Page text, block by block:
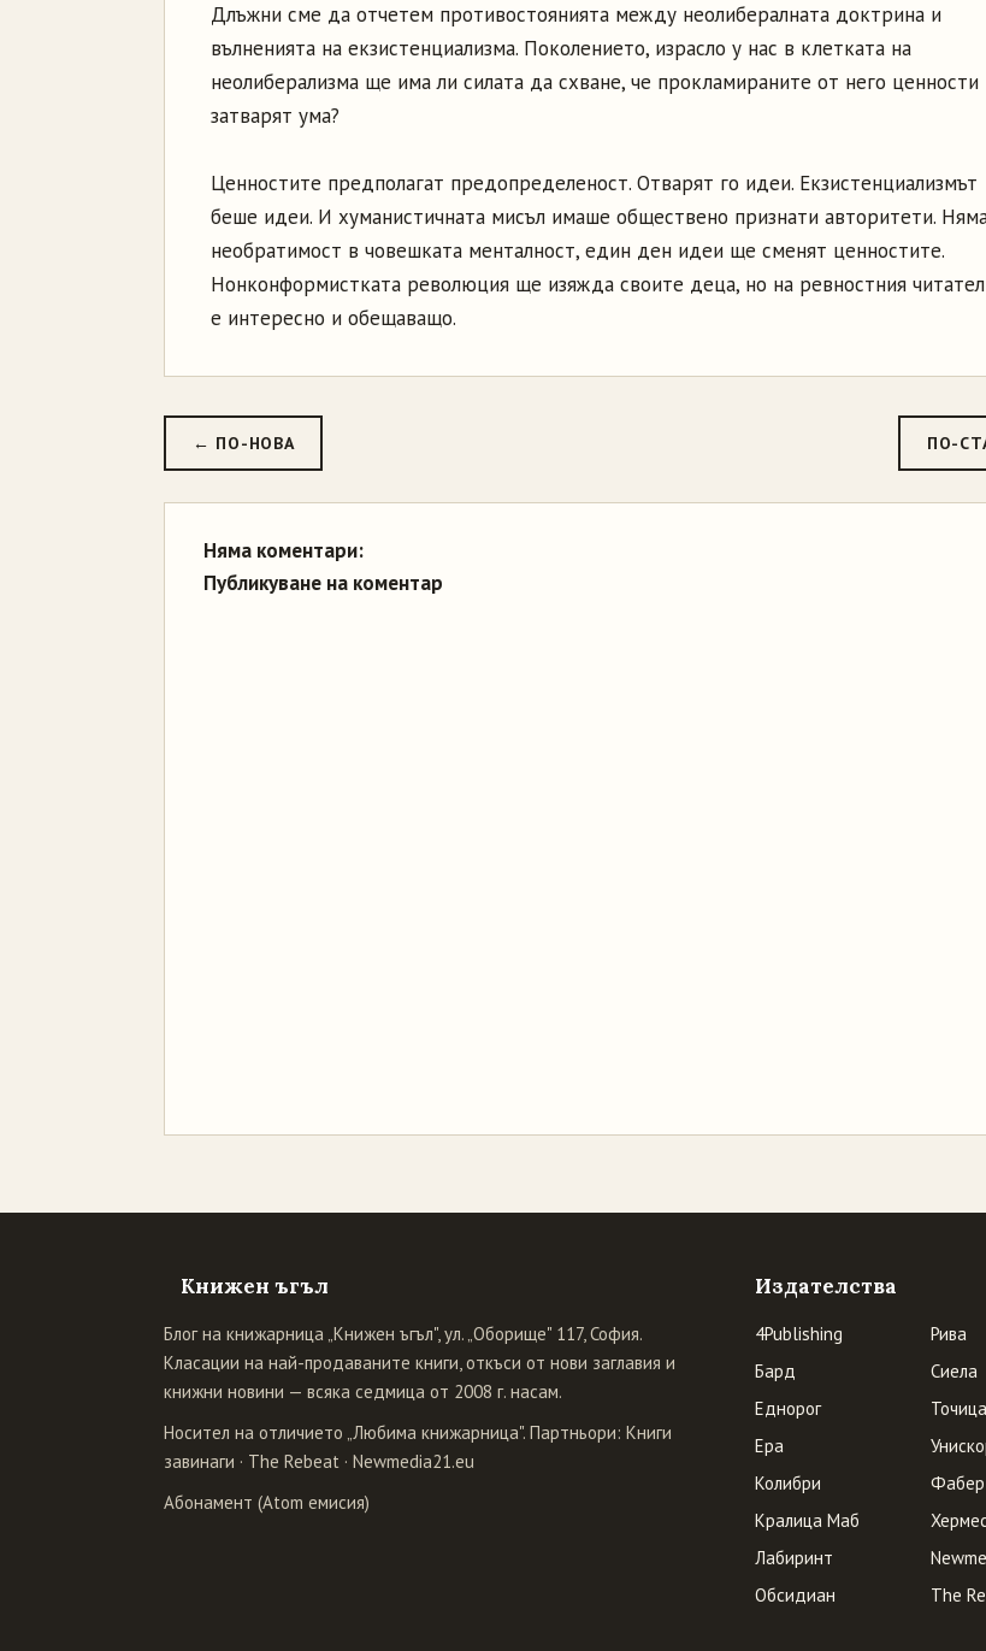
Длъжни сме да отчетем противостоянията между неолибералната доктрина и
вълненията на екзистенциализма. Поколението, израсло у нас в клетката на
неолиберализма ще има ли силата да схване, че прокламираните от него ценности
затварят ума?
Ценностите предполагат предопределеност. Отварят го идеи. Екзистенциализмът
беше идеи. И хуманистичната мисъл имаше обществено признати авторитети.
необратимост в човешката менталност, един ден идеи ще сменят ценностите.
Нонконформистката революция ще изяжда своите деца, но на ревностния
е интересно и обещаващо.
← ПО-НОВА ПО-
Няма коментари:
Публикуване на коментар
Книжен ъгъл
Блог на книжарница „Книжен ъгъл", ул. „Оборище" 117, София.
Класации на най-продаваните книги, откъси от нови заглавия и
книжни новини — всяка седмица от 2008 г. насам.
Носител на отличието „Любима книжарница". Партньори: Книги
завинаги · The Rebeat · Newmedia21.eu
Абонамент (Atom емисия)
Издателства
4Publishing
Бард
Еднорог
Ера
Колибри
Кралица Маб
Лабиринт
Обсидиан
Рива
Сиела
Точица
Фабер
Хермес
The